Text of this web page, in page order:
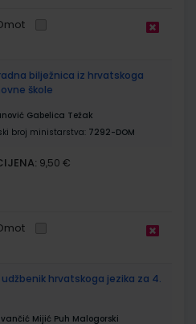
radna bilježnica iz hrvatskoga
škole
Gabelica Težak
broj ministarstva: 7292-DOM
9,50 €
udžbenik hrvatskoga jezika za 4.
Mijić Puh Malogorski